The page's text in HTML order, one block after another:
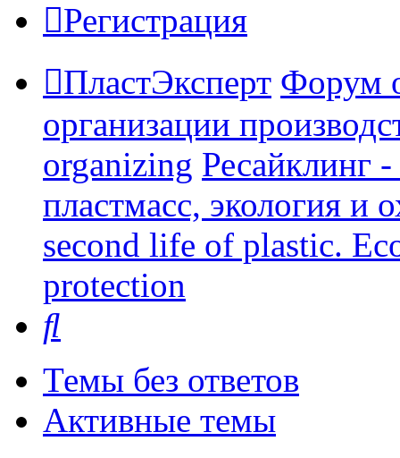
Регистрация
ПластЭксперт Форум
организации
organizing Ресайклинг
пластмасс, экология и
second life of plastic.
protection
Темы без ответов
Активные темы